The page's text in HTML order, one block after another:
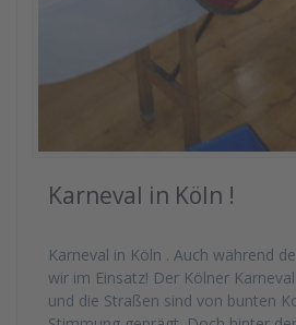
Karneval in Köln !
Karneval in Köln . Auch während
wir im Einsatz! Der Kölner
und die Straßen sind von bunten